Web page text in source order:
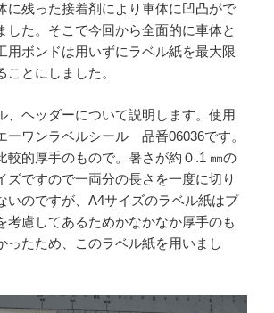
に残った接着剤により車体に凹凸がで
した。そこで今回から全面的に車体と
用ボンドは用いずにラベル紙を最大限
とにしました。
、ヘッダーについて説明します。使用
ーワンラベルシール 品番06036です。
較的厚手のもので。暑さが約０.1 ㎜の
ズですので一両分の長さを一度に切り
いのですが、A4サイズのラベル紙はプ
考慮してあるためかなかなか厚手のも
ったため、このラベル紙を用いまし